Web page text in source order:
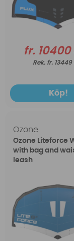
fr. 10400
fr. 13449
Köp!
Ozone
Ozone Liteforce
with bag and
leash